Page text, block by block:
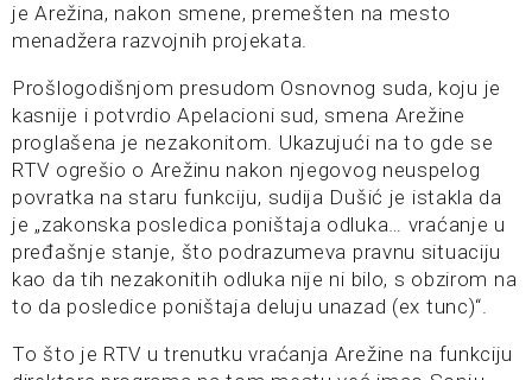
je Arežina, nakon smene, premešten na mesto
menadžera razvojnih projekata.
Prošlogodišnjom presudom Osnovnog suda, koju je
kasnije i potvrdio Apelacioni sud, smena Arežine
proglašena je nezakonitom. Ukazujući na to gde se
RTV ogrešio o Arežinu nakon njegovog neuspelog
povratka na staru funkciju, sudija Dušić je istakla da
je „zakonska posledica poništaja odluka… vraćanje u
pređašnje stanje, što podrazumeva pravnu situaciju
kao da tih nezakonitih odluka nije ni bilo, s obzirom na
to da posledice poništaja deluju unazad (ex tunc)“.
To što je RTV u trenutku vraćanja Arežine na funkciju